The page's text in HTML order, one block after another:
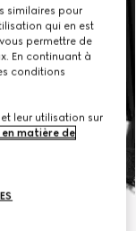
similaires pour
qui en est
permettre de
En continuant à
conditions
leur utilisation sur
matière de